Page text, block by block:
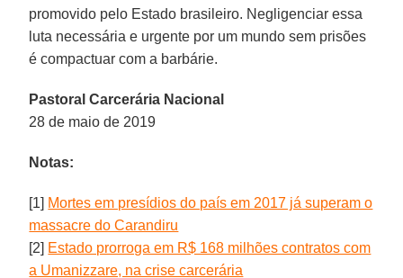
promovido pelo Estado brasileiro. Negligenciar essa
luta necessária e urgente por um mundo sem prisões
é compactuar com a barbárie.
Pastoral Carcerária Nacional
28 de maio de 2019
Notas:
[1] Mortes em presídios do país em 2017 já superam o
massacre do Carandiru
[2] Estado prorroga em R$ 168 milhões contratos com
a Umanizzare, na crise carcerária